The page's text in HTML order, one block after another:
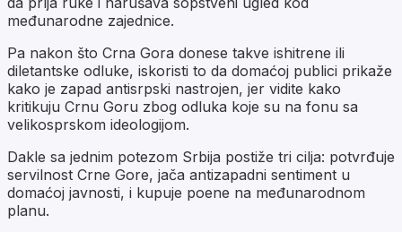
međunarodne zajednice.
Pa nakon što Crna Gora donese takve ishitrene ili
diletantske odluke, iskoristi to da domaćoj publici prikaže
kako je zapad antisrpski nastrojen, jer vidite kako
kritikuju Crnu Goru zbog odluka koje su na fonu sa
velikosprskom ideologijom.
Dakle sa jednim potezom Srbija postiže tri cilja: potvrđuje
servilnost Crne Gore, jača antizapadni sentiment u
domaćoj javnosti, i kupuje poene na međunarodnom
planu.